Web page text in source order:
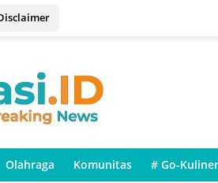
Olahraga Komunitas # Go-Kuliner